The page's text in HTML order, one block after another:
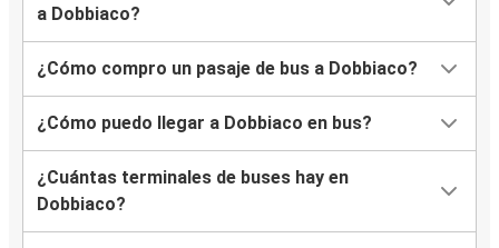
a Dobbiaco?
¿Cómo compro un pasaje de bus a Dobbiaco?
¿Cómo puedo llegar a Dobbiaco en bus?
¿Cuántas terminales de buses hay en
Dobbiaco?